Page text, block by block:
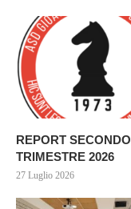
REPORT SECONDO
TRIMESTRE 2026
27 Luglio 2026